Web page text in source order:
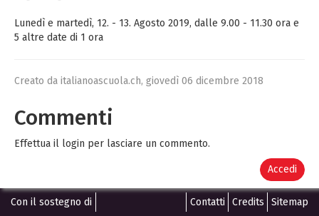
Lunedì e martedì, 12. - 13. Agosto 2019, dalle 9.00 - 11.30 ora e
5 altre date di 1 ora
Creato da italianoascuola.ch, giovedì 06 dicembre 2018
Commenti
Effettua il login per lasciare un commento.
Accedi
Con il sostegno di Contatti Credits Sitemap